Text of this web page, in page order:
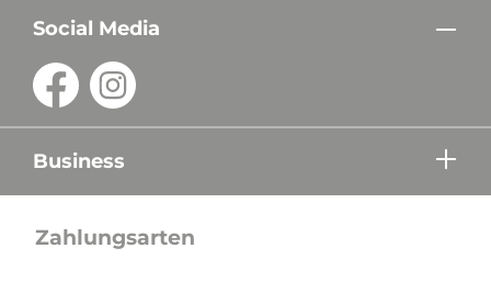
Social Media
Business
Zahlungsarten